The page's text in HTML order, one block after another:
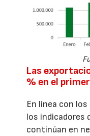
Las
% en el
En línea con
los indicadores
continúan en